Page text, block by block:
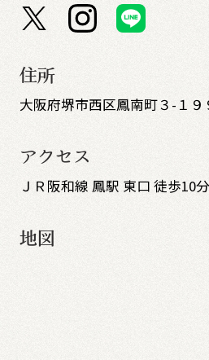
住所
大阪府堺市西区鳳南町３-１
アクセス
ＪＲ阪和線 鳳駅 東口 徒歩10分
地図